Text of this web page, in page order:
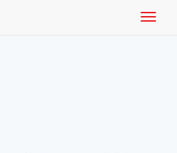
Toggle